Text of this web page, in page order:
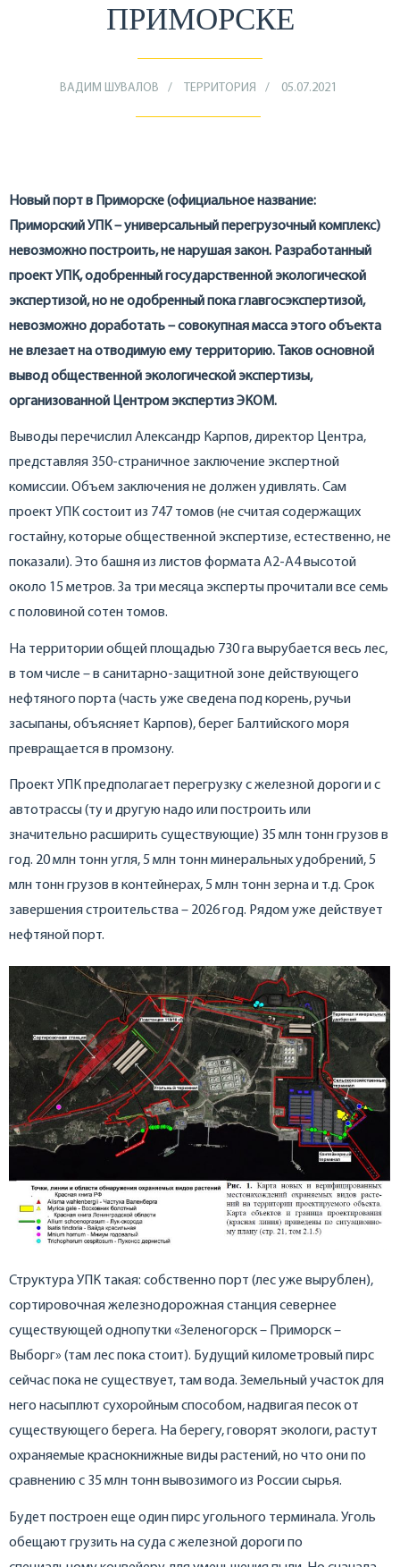
ПРИМОРСКЕ
ВАДИМ ШУВАЛОВ ТЕРРИТОРИЯ 05.07.2021
Новый порт в Приморске (официальное название:
Приморский УПК – универсальный перегрузочный комплекс)
невозможно построить, не нарушая закон. Разработанный
проект УПК, одобренный государственной экологической
экспертизой, но не одобренный пока главгосэкспертизой,
невозможно доработать – совокупная масса этого объекта
не влезает на отводимую ему территорию. Таков основной
вывод общественной экологической экспертизы,
организованной Центром экспертиз ЭКОМ.
Выводы перечислил Александр Карпов, директор Центра,
представляя 350-страничное заключение экспертной
комиссии. Объем заключения не должен удивлять. Сам
проект УПК состоит из 747 томов (не считая содержащих
гостайну, которые общественной экспертизе, естественно, не
показали). Это башня из листов формата А2-А4 высотой
около 15 метров. За три месяца эксперты прочитали все семь
с половиной сотен томов.
На территории общей площадью 730 га вырубается весь лес,
в том числе – в санитарно-защитной зоне действующего
нефтяного порта (часть уже сведена под корень, ручьи
засыпаны, объясняет Карпов), берег Балтийского моря
превращается в промзону.
Проект УПК предполагает перегрузку с железной дороги и с
автотрассы (ту и другую надо или построить или
значительно расширить существующие) 35 млн тонн грузов в
год. 20 млн тонн угля, 5 млн тонн минеральных удобрений, 5
млн тонн грузов в контейнерах, 5 млн тонн зерна и т.д. Срок
завершения строительства – 2026 год. Рядом уже действует
нефтяной порт.
Структура УПК такая: собственно порт (лес уже вырублен),
сортировочная железнодорожная станция севернее
существующей однопутки «Зеленогорск – Приморск –
Выборг» (там лес пока стоит). Будущий километровый пирс
сейчас пока не существует, там вода. Земельный участок для
него насыплют сухоройным способом, надвигая песок от
существующего берега. На берегу, говорят экологи, растут
охраняемые краснокнижные виды растений, но что они по
сравнению с 35 млн тонн вывозимого из России сырья.
Будет построен еще один пирс угольного терминала. Уголь
обещают грузить на суда с железной дороги по